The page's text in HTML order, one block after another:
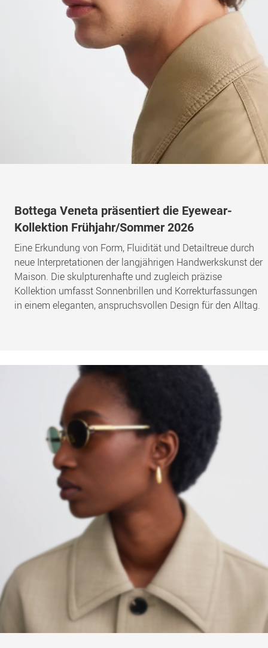
Bottega Veneta präsentiert die Eyewear-
Kollektion Frühjahr/Sommer 2026
Eine Erkundung von Form, Fluidität und Detailtreue durch
neue Interpretationen der langjährigen Handwerkskunst der
Maison. Die skulpturenhafte und zugleich präzise
Kollektion umfasst Sonnenbrillen und Korrekturfassungen
in einem eleganten, anspruchsvollen Design für den Alltag.